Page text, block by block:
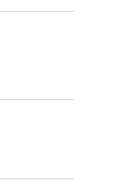
begivenheder